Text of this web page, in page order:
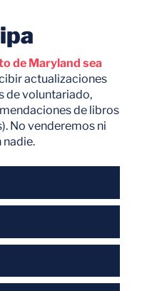
de Maryland sea
actualizaciones
de voluntariado,
de libros
No venderemos ni